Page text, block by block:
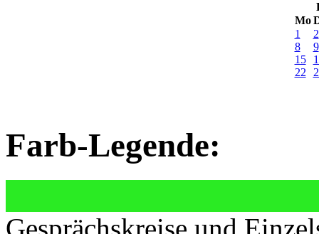
Mo
1
2
8
9
15
22
Farb-Legende:
Gesprächskreise und